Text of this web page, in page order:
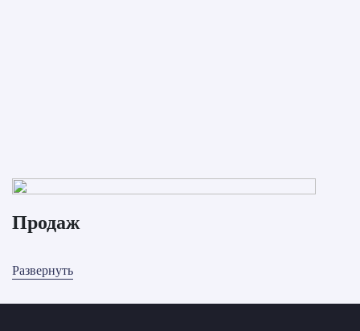
Продаж
Развернуть